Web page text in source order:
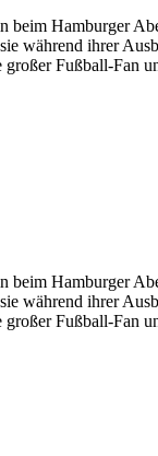
beim Hamburger
während ihrer
Fußball-Fan
beim Hamburger
während ihrer
Fußball-Fan